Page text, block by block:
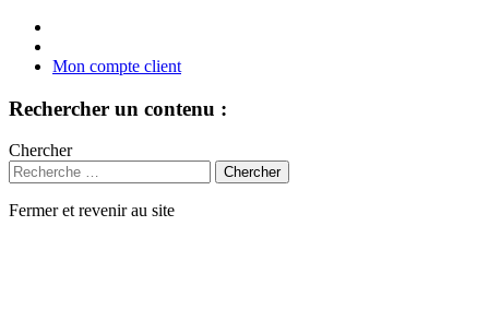
Mon compte client
Rechercher un contenu :
Chercher
Fermer et revenir au site